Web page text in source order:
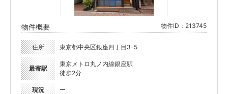
物件概要 物件ID：213745
住所 東京都中央区銀座四丁目3-5
最寄駅
東京メトロ丸ノ内線銀座駅
徒歩2分
現況 ー